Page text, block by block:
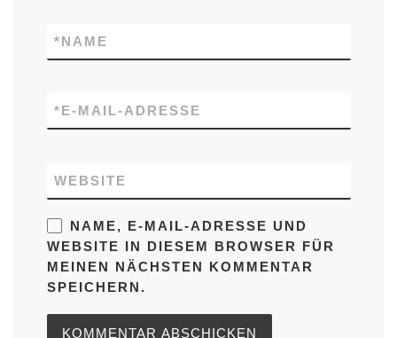
NAME
*
E-MAIL-ADRESSE
*
WEBSITE
NAME, E-MAIL-ADRESSE UND
WEBSITE IN DIESEM BROWSER FÜR
MEINEN NÄCHSTEN KOMMENTAR
SPEICHERN.